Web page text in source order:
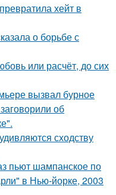
хейт в
о борьбе с
или расчёт, до сих
вызвал бурное
об
сходству
пьют шампанское по
в Нью-йорке, 2003